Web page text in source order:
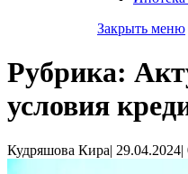
Закрыть меню
Рубрика:
условия
Кудряшова Кира| 29.04.2024|